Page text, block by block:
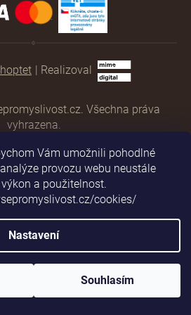
Vám umožnili pohodlné
provozu webu neustále
a použitelnost.
cookies/
Nastavení
Souhlasím
| Realizoval
. Všechna práva
vyhrazena.